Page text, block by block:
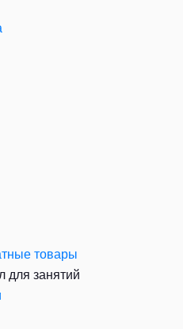
товары
для занятий